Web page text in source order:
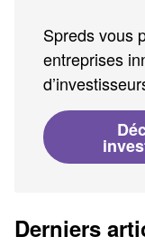
Spreds vous
entreprises
Derniers